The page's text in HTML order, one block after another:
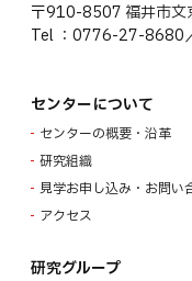
〒910-8507 福井市
Tel ：0776-27-8680
センターについて
センターの概要・沿革
研究組織
見学お申し込み・お問い
アクセス
研究グループ